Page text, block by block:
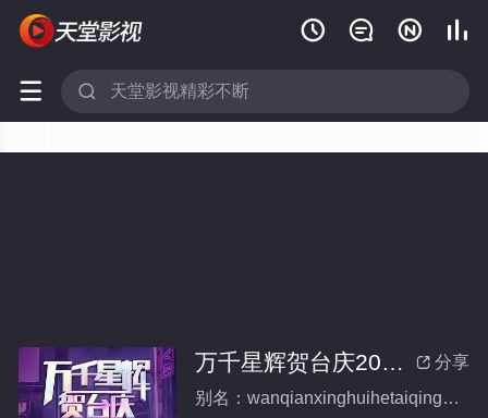
   
 
 分享
万千星辉贺台庆2023(全集)
别名：wanqianxinghuihetaiqing2023